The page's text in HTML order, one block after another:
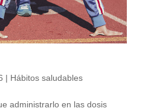
| Hábitos saludables
administrarlo en las dosis